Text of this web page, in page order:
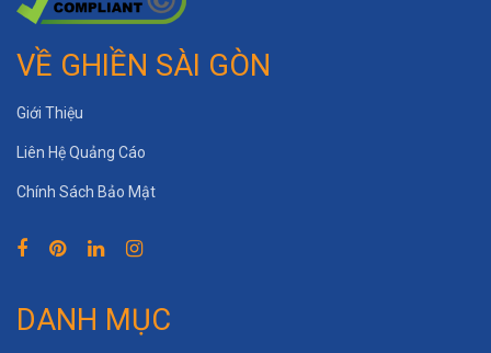
VỀ GHIỀN SÀI GÒN
Giới Thiệu
Liên Hệ Quảng Cáo
Chính Sách Bảo Mật
DANH MỤC